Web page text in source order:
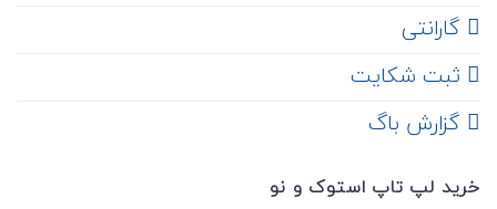
گارانتی
ثبت شکایت
‌ گزارش باگ
خرید لپ تاپ استوک و نو